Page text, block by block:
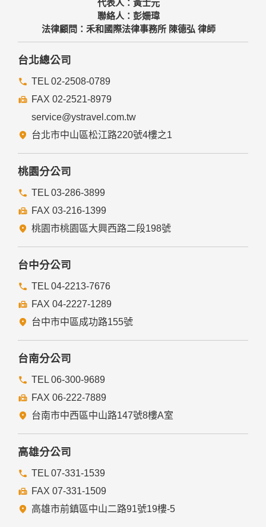
代表人：黃士元
聯絡人：彭姍瑋
法律顧問：禾和國際法律事務所 陳德弘 律師
台北總公司
TEL 02-2508-0789
FAX 02-2521-8979
service@ystravel.com.tw
台北市中山區松江路220號4樓之1
桃園分公司
TEL 03-286-3899
FAX 03-216-1399
桃園市桃園區大興西路二段198號
台中分公司
TEL 04-2213-7676
FAX 04-2227-1289
台中市中區成功路155號
台南分公司
TEL 06-300-9689
FAX 06-222-7889
台南市中西區中山路147號8樓A室
高雄分公司
TEL 07-331-1539
FAX 07-331-1509
高雄市前鎮區中山二路91號19樓-5